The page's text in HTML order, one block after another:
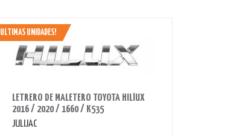
ULTIMAS UNIDADES!
LETRERO DE MALETERO TOYOTA HILlUX
2016 / 2020 / 1660 / K535
JULIJAC